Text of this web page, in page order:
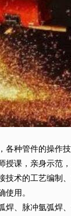
管件的操作
课，亲身示范
的工艺编制、
用。
脉冲氩弧焊